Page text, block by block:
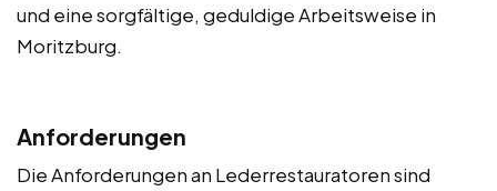
und eine sorgfältige, geduldige Arbeitsweise in
Moritzburg.
Anforderungen
Die Anforderungen an Lederrestauratoren sind